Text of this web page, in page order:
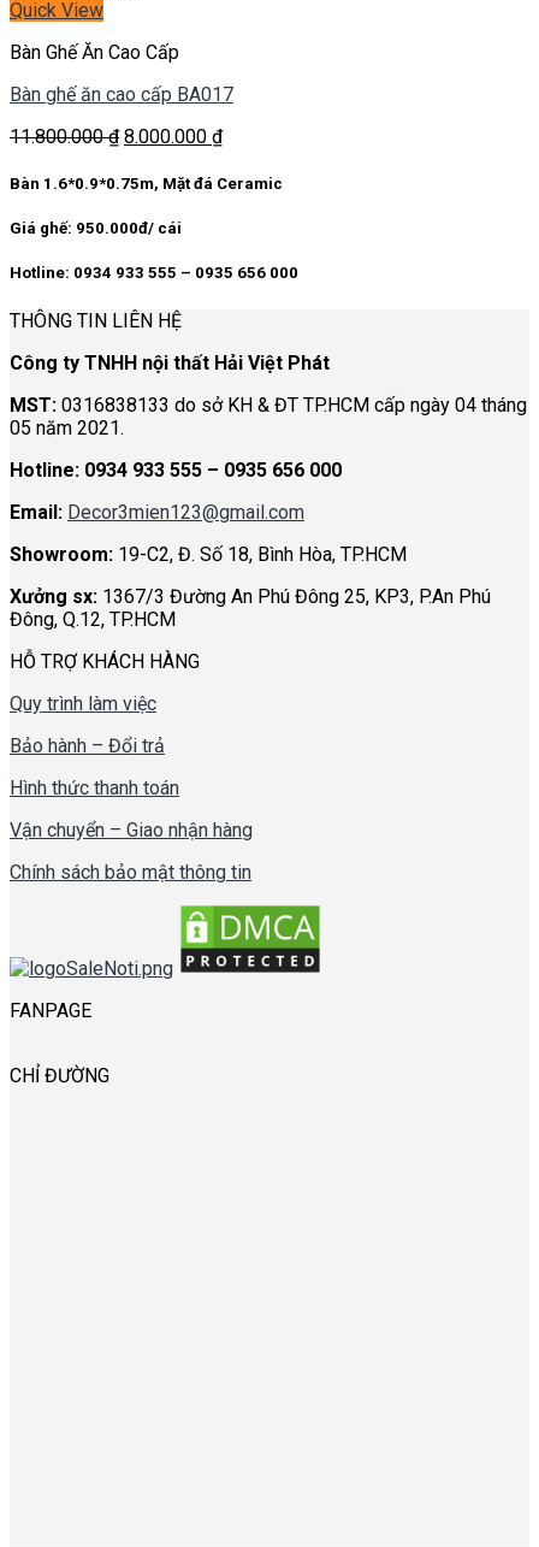
Quick View
Bàn Ghế Ăn Cao Cấp
Bàn ghế ăn cao cấp BA017
11.800.000₫ Giá
là:
8.000.000 ₫Giá
tại
Bàn 1.6*0.9*0.75m, Mặt đá Ceramic
Giá ghế: 950.000đ/ cái
Hotline: 0934 933 555 – 0935 656 000
THÔNG TIN LIÊN HỆ
Công ty TNHH nội thất Hải Việt Phát
MST: 0316838133 do sở KH & ĐT TP.HCM cấp ngày 04 tháng
05 năm 2021.
Hotline: 0934 933 555 – 0935 656 000
Email: Decor3mien123@gmail.com
Showroom: 19-C2, Đ. Số 18, Bình Hòa, TP.HCM
Xưởng sx: 1367/3 Đường An Phú Đông 25, KP3, P.An Phú
Đông, Q.12, TP.HCM
HỖ TRỢ KHÁCH HÀNG
Quy trình làm việc
Bảo hành – Đổi trả
Hình thức thanh toán
Vận chuyển – Giao nhận hàng
Chính sách bảo mật thông tin
FANPAGE
CHỈ ĐƯỜNG